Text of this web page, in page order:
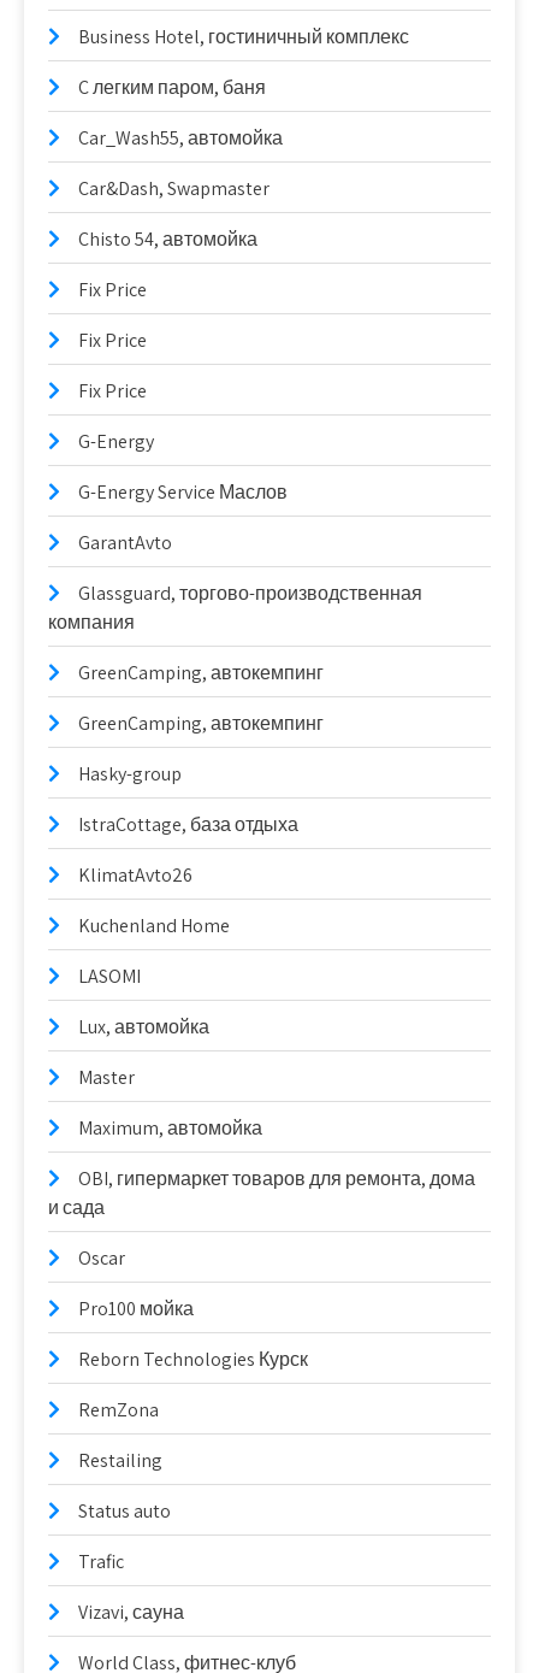
Business Hotel, гостиничный комплекс
C легким паром, баня
Car_Wash55, автомойка
Car&Dash, Swapmaster
Chisto 54, автомойка
Fix Price
Fix Price
Fix Price
G-Energy
G-Energy Service Маслов
GarantAvto
Glassguard, торгово-производственная
компания
GreenCamping, автокемпинг
GreenCamping, автокемпинг
Hasky-group
IstraCottage, база отдыха
KlimatAvto26
Kuchenland Home
LASOMI
Lux, автомойка
Master
Maximum, автомойка
OBI, гипермаркет товаров для ремонта, дома
и сада
Oscar
Pro100 мойка
Reborn Technologies Курск
RemZona
Restailing
Status auto
Trafic
Vizavi, сауна
World Class, фитнес-клуб